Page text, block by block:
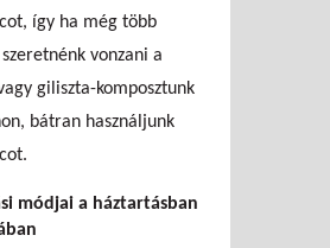
így ha még több
vonzani a
giliszta-komposztunk
bátran használjunk
módjai a háztartásban